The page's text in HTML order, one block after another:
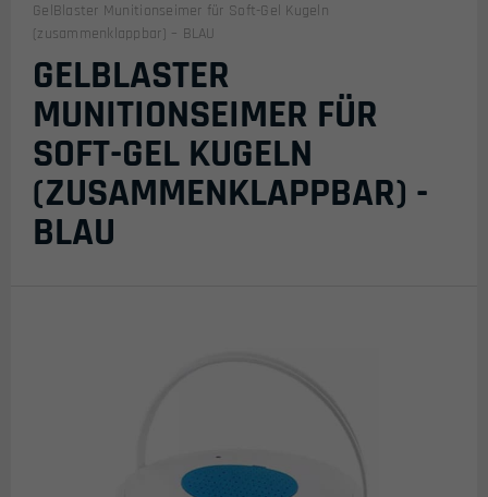
GelBlaster Munitionseimer für Soft-Gel Kugeln
(zusammenklappbar) – BLAU
GELBLASTER
MUNITIONSEIMER FÜR
SOFT-GEL KUGELN
(ZUSAMMENKLAPPBAR) -
BLAU